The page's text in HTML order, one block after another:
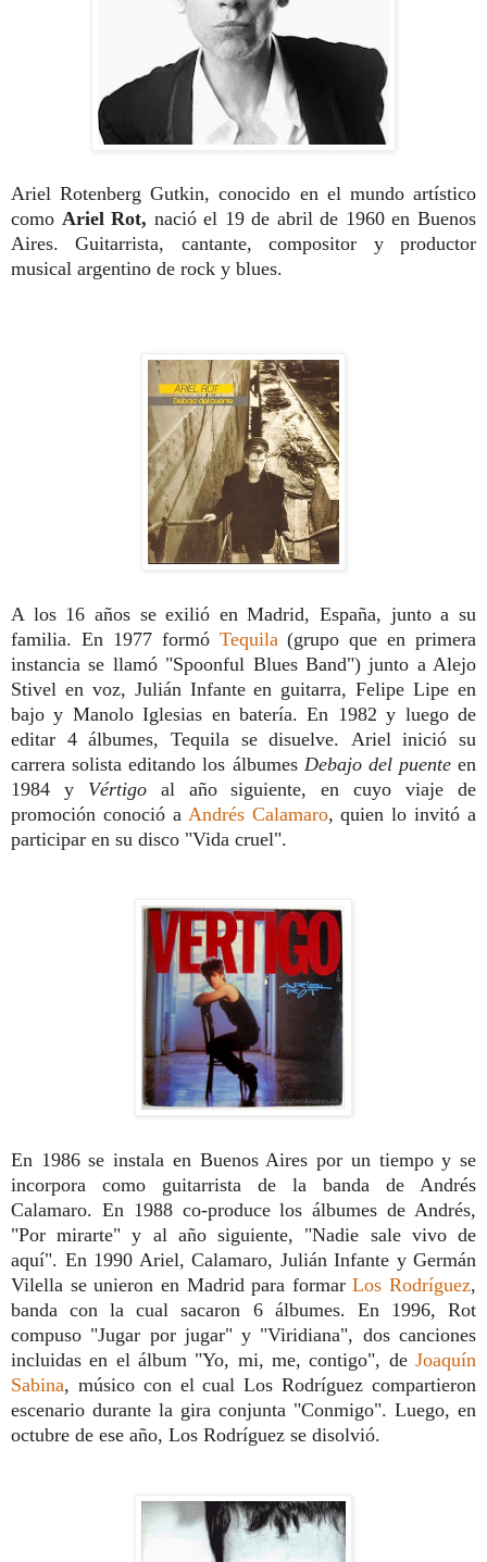
Ariel Rotenberg Gutkin, conocido en el mundo artístico
como Ariel Rot, nació el 19 de abril de 1960 en Buenos
Aires. Guitarrista, cantante, compositor y productor
musical argentino de rock y blues.
A los 16 años se exilió en Madrid, España, junto a su
familia. En 1977 formó Tequila(grupo que en primera
instancia se llamó "Spoonful Blues Band") junto a Alejo
Stivel en voz, Julián Infante en guitarra, Felipe Lipe en
bajo y Manolo Iglesias en batería. En 1982 y luego de
editar 4 álbumes, Tequila se disuelve. Ariel inició su
carrera solista editando los álbumes Debajo del puenteen
1984 y Vértigo al año siguiente, en cuyo viaje de
promoción conoció a Andrés Calamaro, quien lo invitó a
participar en su disco "Vida cruel".
En 1986 se instala en Buenos Aires por un tiempo y se
incorpora como guitarrista de la banda de Andrés
Calamaro. En 1988 co-produce los álbumes de Andrés,
"Por mirarte" y al año siguiente, "Nadie sale vivo de
aquí". En 1990 Ariel, Calamaro, Julián Infante y Germán
Vilella se unieron en Madrid para formarLos Rodríguez,
banda con la cual sacaron 6 álbumes. En 1996, Rot
compuso "Jugar por jugar" y "Viridiana", dos canciones
incluidas en el álbum "Yo, mi, me, contigo", de Joaquín
Sabina, músico con el cual Los Rodríguez compartieron
escenario durante la gira conjunta "Conmigo". Luego, en
octubre de ese año, Los Rodríguez se disolvió.